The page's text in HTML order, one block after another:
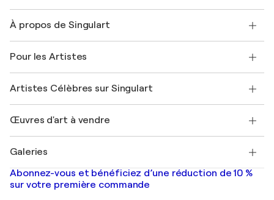
Expédition
Offrir une carte cadeau
Rejoignez notre programme commercial
Mon compte
+33 1 76 44 06 42
À propos de Singulart
FAQ
Magazine Singulart
Emplois
Découvrez une sélection d'art original
Pour les Artistes
Se connecter en tant qu'Artiste
Artistes Célèbres sur Singulart
Marc Chagall
Banksy
Mr. Brainwash
Shepard Fairey
Œuvres d'art à vendre
Tableaux abstraits à vendre
Peintures de paysage
Estampes
Galeries
Galeries d'art en France
Galeries d'art en Belgique
Abonnez-vous et bénéficiez d’une réduction de 10 %
sur votre première commande